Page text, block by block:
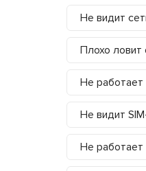
Не видит
Плохо ловит
Не работает
Не видит
Не работает